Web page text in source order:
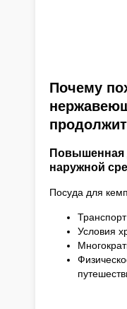
Почему
Повышенная
наружной
Посуда для
Транспорт
Условия